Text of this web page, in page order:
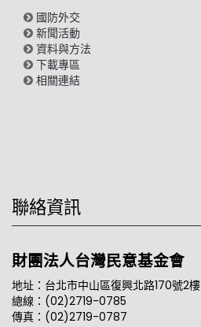
國防外交
新聞活動
資料與方法
下載專區
相關連結
聯絡資訊
財團法人台灣民意基金會
地址：台北市中山區復興北路170號2樓
總線：(02)2719-0785
傳真：(02)2719-0787